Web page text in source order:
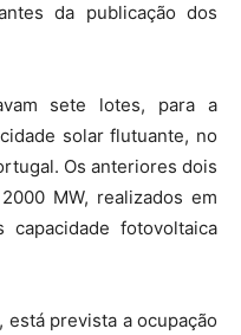
da publicação dos
sete lotes, para a
solar flutuante, no
Os anteriores dois
MW, realizados em
capacidade fotovoltaica
está prevista a ocupação